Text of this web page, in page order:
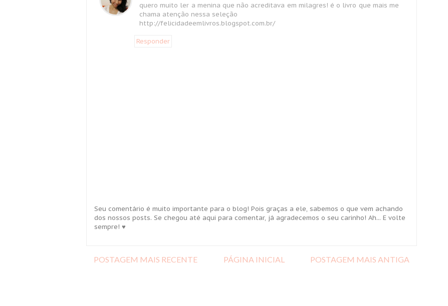
quero muito ler a menina que não acreditava em milagres! é o livro que mais me
chama atenção nessa seleção
http://felicidadeemlivros.blogspot.com.br/
Responder
Seu comentário é muito importante para o blog! Pois graças a ele, sabemos o que vem achando
dos nossos posts. Se chegou até aqui para comentar, já agradecemos o seu carinho! Ah... E volte
sempre! ♥
POSTAGEM MAIS RECENTE POSTAGEM MAIS ANTIGA
PÁGINA INICIAL